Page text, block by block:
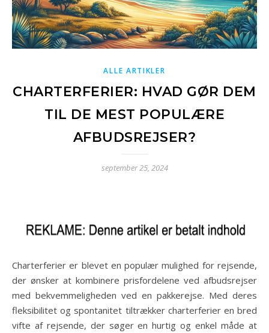
ALLE ARTIKLER
CHARTERFERIER: HVAD GØR DEM
TIL DE MEST POPULÆRE
AFBUDSREJSER?
september 25, 2024
Charterferier er blevet en populær mulighed for rejsende,
der ønsker at kombinere prisfordelene ved afbudsrejser
med bekvemmeligheden ved en pakkerejse. Med deres
fleksibilitet og spontanitet tiltrækker charterferier en bred
vifte af rejsende, der søger en hurtig og enkel måde at